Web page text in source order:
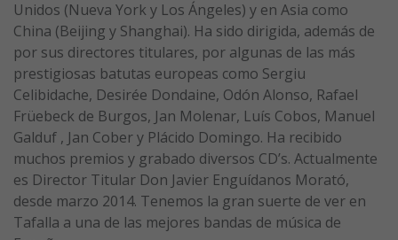
Unidos (Nueva York y Los Ángeles) y en Asia como
China (Beijing y Shanghai). Ha sido dirigida, además de
por sus directores titulares, por algunas de las más
prestigiosas batutas europeas como Sergiu
Celibidache, Desirée Dondaine, Odón Alonso, Rafael
Früebeck de Burgos, Jan Molenar, Luís Cobos, Manuel
Galduf , Jan Cober y Plácido Domingo. Ha recibido
muchos premios y grabado diversos CD’s. Actualmente
es Director Titular Don Javier Enguídanos Morató,
desde marzo 2014. Tenemos la gran suerte de ver en
Tafalla a una de las mejores bandas de música de